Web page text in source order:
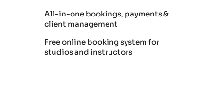
All-in-one bookings, payments &
client management
Free online booking system for
studios and instructors